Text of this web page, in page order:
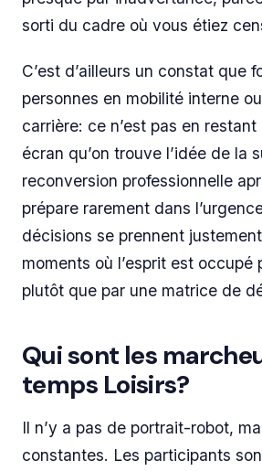
sorti du cadre où vous étiez
C’est d’ailleurs un constat que
personnes en mobilité interne
carrière: ce n’est pas en
écran qu’on trouve l’idée de la
reconversion professionnelle
prépare rarement dans
décisions se prennent
moments où l’esprit est occupé
plutôt que par une matrice de
Qui sont les
temps Loisirs?
Il n’y a pas de portrait-robot,
constantes. Les participants